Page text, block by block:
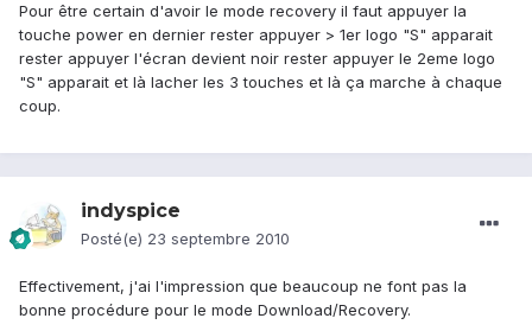
Pour être certain d'avoir le mode recovery il faut appuyer la
touche power en dernier rester appuyer > 1er logo "S" apparait
rester appuyer l'écran devient noir rester appuyer le 2eme logo
"S" apparait et là lacher les 3 touches et là ça marche à chaque
coup.
indyspice
Posté(e) 23 septembre 2010
Effectivement, j'ai l'impression que beaucoup ne font pas la
bonne procédure pour le mode Download/Recovery.